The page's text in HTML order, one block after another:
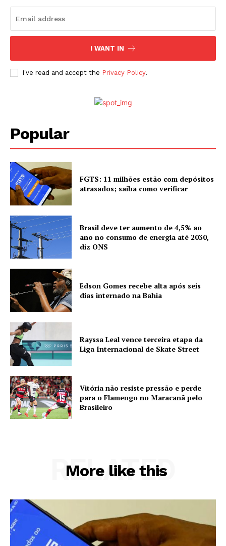
I WANT IN
I've read and accept the Privacy Policy.
Popular
FGTS: 11 milhões estão com depósitos
atrasados; saiba como verificar
Brasil deve ter aumento de 4,5% ao
ano no consumo de energia até 2030,
diz ONS
Edson Gomes recebe alta após seis
dias internado na Bahia
Rayssa Leal vence terceira etapa da
Liga Internacional de Skate Street
Vitória não resiste pressão e perde
para o Flamengo no Maracanã pelo
Brasileiro
More like this
RELATED